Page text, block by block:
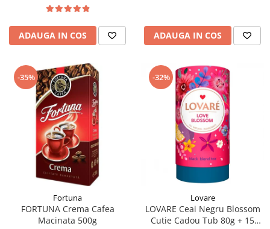
ADAUGA IN COS ADAUGA IN COS
-35%
Fortuna
FORTUNA Crema Cafea
Macinata 500g
-32%
Lovare
LOVARE Ceai Negru Blossom
Cutie Cadou Tub 80g + 15